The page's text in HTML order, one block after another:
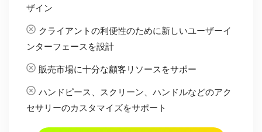
ザイン
クライアントの利便性のために新しいユーザーイ
ンターフェースを設計
販売市場に十分な顧客リソースをサポー
ハンドピース、スクリーン、ハンドルなどのアク
セサリーのカスタマイズをサポート